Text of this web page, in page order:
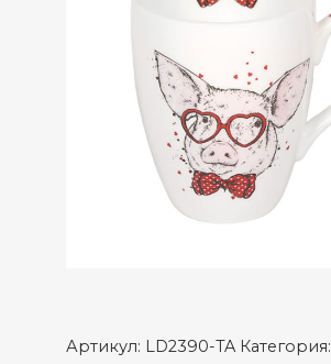
Артикул: LD2390-TA Категория: